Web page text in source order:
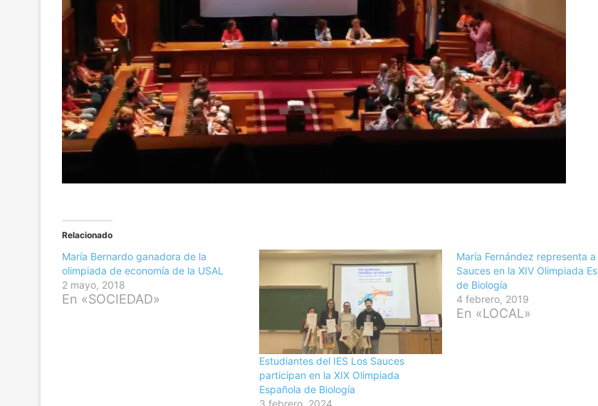
Relacionado
María Bernardo ganadora de la
olimpiada de economía de la USAL
2 mayo, 2018
En «SOCIEDAD»
Estudiantes del IES Los Sauces
participan en la XIX Olimpiada
Española de Biología
María Fernández representa a
Sauces en la XIV Olimpiada
de Biología
4 febrero, 2019
En «LOCAL»